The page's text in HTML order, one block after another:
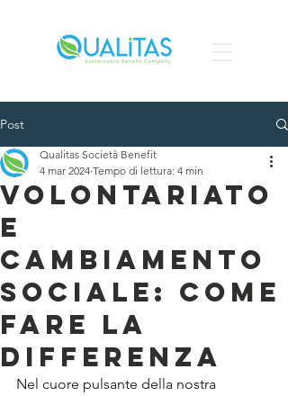
Post
Volontariato
e
cambiamento
sociale: come
fare la
differenza
Qualitas Società Benefit
4 mar 2024 Tempo di lettura: 4 min
Nel cuore pulsante della nostra